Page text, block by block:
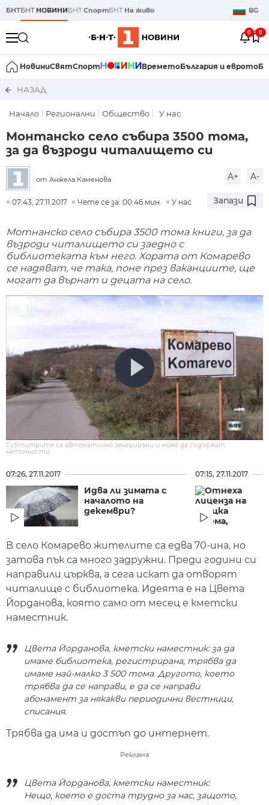
БНТБНТ НОВИНИБНТСпортБНТ На живо BG
0 0
НовиниСвятСпорт ВреметоБългария и еврото
НАЗАД
Начало Регионални Общество У нас
Монтанско село събира 3500 тома,
за да възроди читалището си
от Анжела Каменова A+ A-
07:43, 27.11.2017 Чете се за: 00:46 мин. У нас Запази
Мотнанско село събира 3500 тома книги, за да
възроди читалището си заедно с
библиотеката към него. Хората от Комарево
се надяват, че така, поне през ваканциите, ще
могат да върнат и децата на село.
Субтитрите са автоматично генерирани и може да съдържат
неточности.
07:26, 27.11.2017
Идва ли зимата с
началото на
декември?
07:15, 27.11.2017
В село Комарево жителите са едва 70-ина, но
затова пък са много задружни. Преди години си
направили църква, а сега искат да отворят
читалище с библиотека. Идеята е на Цвета
Йорданова, която само от месец е кметски
наместник.
Цвета Йорданова, кметски наместник: за да
имаме библиотека, регистрирана, трябва да
имаме най-малко 3 500 тома. Другото, което
трябва да се направи, е да се направи
абонамент за някакви периодични вестници,
списания.
Трябва да има и достъп до интернет.
Реклама
Цвета Йорданова, кметски наместник:
Нещо, което е доста трудно за нас, защото,